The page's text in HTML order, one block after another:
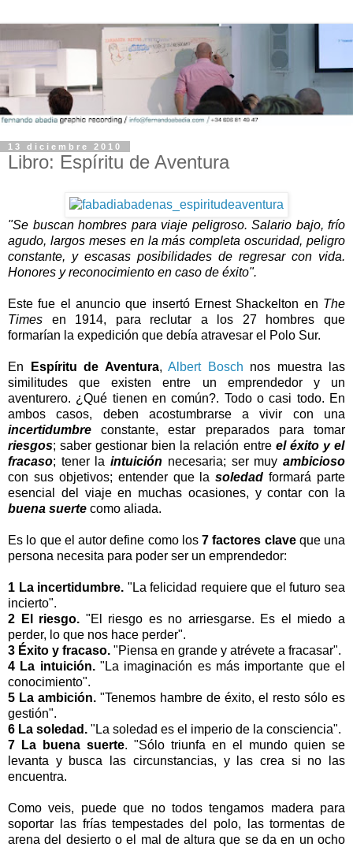
13 diciembre 2010
Libro: Espíritu de Aventura
"Se buscan hombres para viaje peligroso. Salario bajo, frío
agudo, largos meses en la más completa oscuridad, peligro
constante, y escasas posibilidades de regresar con vida.
Honores y reconocimiento en caso de éxito".
Este fue el anuncio que insertó Ernest Shackelton en The
Times en 1914, para reclutar a los 27 hombres que
formarían la expedición que debía atravesar el Polo Sur.
En
Espíritu de Aventura, Albert Bosch nos muestra las
similitudes que existen entre un emprendedor y un
aventurero. ¿Qué tienen en común?. Todo o casi todo. En
ambos casos, deben acostumbrarse a vivir con una
incertidumbre constante, estar preparados para tomar
riesgos; saber gestionar bien la relación entre el éxito y el
fracaso; tener laintuición necesaria; ser muyambicioso
con sus objetivos; entender que lasoledad formará parte
esencial del viaje en muchas ocasiones, y contar con la
buena suerte como aliada.
Es lo que el autor define como los 7 factores claveque una
persona necesita para poder ser un emprendedor:
1 La incertidumbre. "La felicidad requiere que el futuro sea
incierto".
2 El riesgo. "El riesgo es no arriesgarse. Es el miedo a
perder, lo que nos hace perder".
3 Éxito y fracaso. "Piensa en grande y atrévete a fracasar".
4 La intuición."La imaginación es más importante que el
conocimiento".
5 La ambición. "Tenemos hambre de éxito, el resto sólo es
gestión".
6 La soledad. "La soledad es el imperio de la consciencia".
7 La buena suerte. "Sólo triunfa en el mundo quien se
levanta y busca las circunstancias, y las crea si no las
encuentra.
Como veis, puede que no todos tengamos madera para
soportar las frías tempestades del polo, las tormentas de
arena del desierto o el mal de altura que se da en un ocho